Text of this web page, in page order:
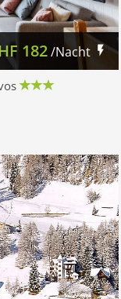
182/Nacht